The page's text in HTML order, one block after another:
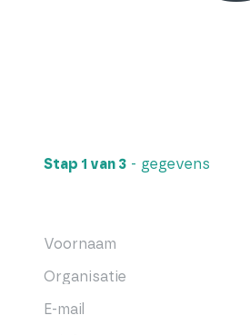
Stap 1 van 3 - gegevens
Voornaam
Organisatie
E-